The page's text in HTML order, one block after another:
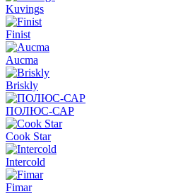
Kuvings
Finist
Aucma
Briskly
ПОЛЮС-САР
Cook Star
Intercold
Fimar